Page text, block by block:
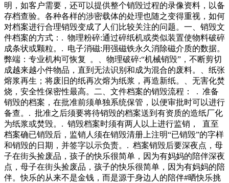
明，如客户需要，还可以提供整个销毁过程的录像资料，以备
存档查验。各种各样的涉密载体的处理也随之变得重视，如何
对档案进行合理销毁变成了人们比较关注的问题。一、销毁文
件档案的方式：. 物理粉碎:通过碎纸机或类似装置使物料破碎
成条状或颗粒。. 电子消磁:用强磁铁永久消除磁介质的数据。
弊端：专业机构可恢复 。、物理破碎:“机械销毁”，不断剪切
成越来越小件物品，直到无法识别和成为混合的废料。、纸张
熔浆再生；将废旧的纸再次熔为纸浆，再造新纸。、无害化焚
烧，安全性保密性最高。二、文件档案的销毁流程： . 准备
销毁的档案，在批准前须单独系统保管，以便审批时可以进行
备查。. 批准之后须要将待销毁的档案送到有资质的造纸厂化
为纸浆或焚毁。. 销毁档案时须有两人以上进行监销， 直至
档案确已销毁后，监销人须在销毁清册上注明“已销毁”的字样
和销毁的日期，并签字以示负责。. 档案销毁后要深夜点，母
子在街头捡废品，孩子的快乐很简单，因为有妈妈的陪伴深夜
点，母子在街头捡废品，孩子的快乐很简单，因为有妈妈的陪
伴。快乐的从来不是金钱，而是源于身边人的陪伴#晒快乐挑